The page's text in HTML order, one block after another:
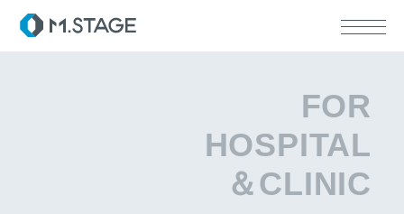
FOR
HOSPITAL
＆CLINIC